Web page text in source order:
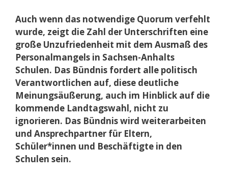
Auch wenn das notwendige Quorum verfehlt
wurde, zeigt die Zahl der Unterschriften eine
große Unzufriedenheit mit dem Ausmaß des
Personalmangels in Sachsen-Anhalts
Schulen. Das Bündnis fordert alle politisch
Verantwortlichen auf, diese deutliche
Meinungsäußerung, auch im Hinblick auf die
kommende Landtagswahl, nicht zu
ignorieren. Das Bündnis wird weiterarbeiten
und Ansprechpartner für Eltern,
Schüler*innen und Beschäftigte in den
Schulen sein.